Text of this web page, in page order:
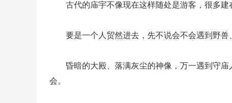
古代的庙宇不像现在这样随处是游客，很多建
要是一个人贸然进去，先不说会不会遇到野兽
昏暗的大殿、落满灰尘的神像，万一遇到守
会。